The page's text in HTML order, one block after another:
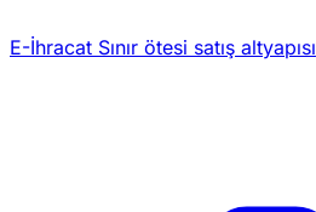
E-İhracat Sınır ötesi satış altyapısı